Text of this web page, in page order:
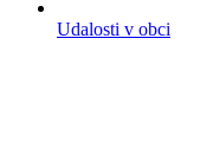
Udalosti v obci